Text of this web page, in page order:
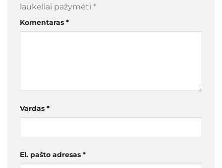
laukeliai pažymėti *
Komentaras *
Vardas *
El. pašto adresas *